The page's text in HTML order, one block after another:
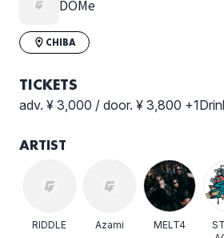
DOMe
CHIBA
TICKETS
adv. ¥ 3,000 / door. ¥ 3,800
ARTIST
RIDDLE Azami MELT4